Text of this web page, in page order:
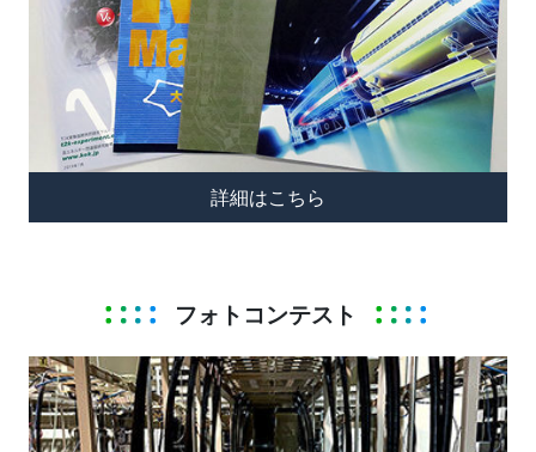
詳細はこちら
フォトコンテスト